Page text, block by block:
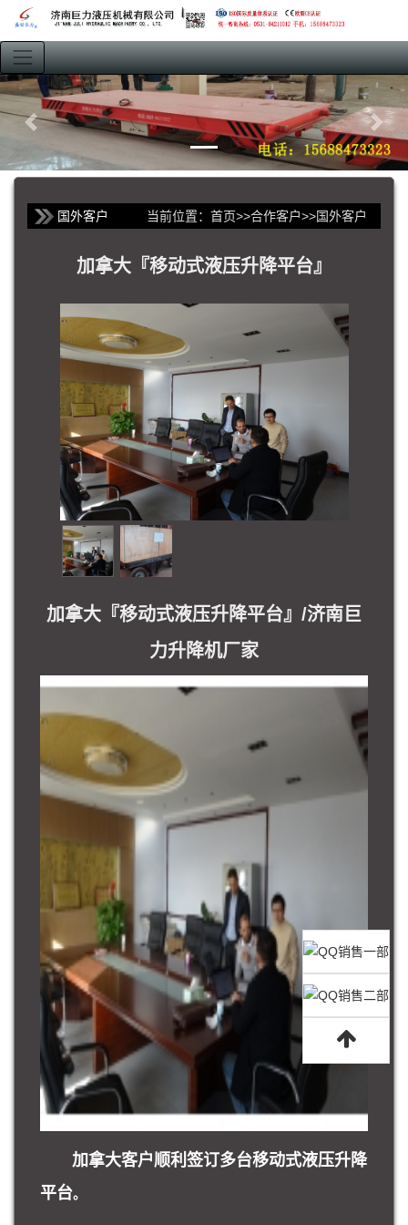
国外客户 当前位置： 首页>>合作客户>>国外客户
加拿大『移动式液压升降平台』
加拿大『移动式液压升降平台』/济南巨
力升降机厂家
加拿大客户顺利签订多台移动式液压升降
平台。